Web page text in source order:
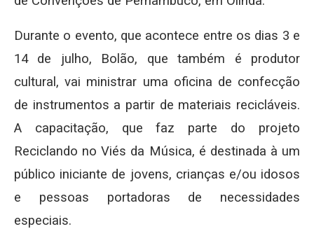
Durante o evento, que acontece entre os dias 3 e
14 de julho, Bolão, que também é produtor
cultural, vai ministrar uma oficina de confecção
de instrumentos a partir de materiais recicláveis.
A capacitação, que faz parte do projeto
Reciclando no Viés da Música, é destinada à um
público iniciante de jovens, crianças e/ou idosos
e pessoas portadoras de necessidades
especiais.